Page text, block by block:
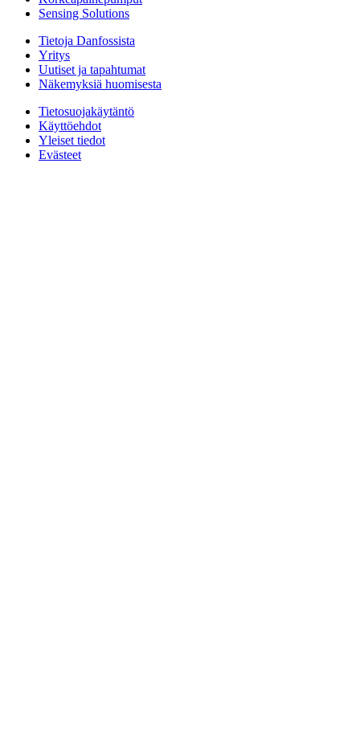
Sensing Solutions
Tietoja Danfossista
Yritys
Uutiset ja tapahtumat
Näkemyksiä huomisesta
Tietosuojakäytäntö
Käyttöehdot
Yleiset tiedot
Evästeet